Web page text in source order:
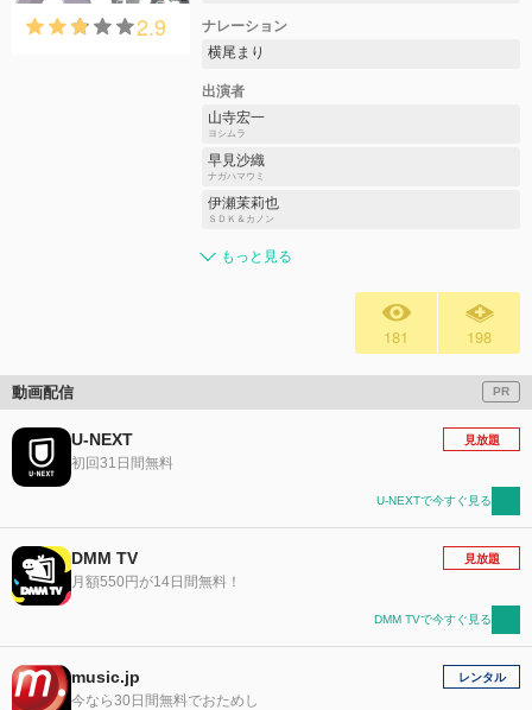
2.9
ナレーション
横尾まり
出演者
山寺宏一
ヨシムラ
早見沙織
ナガハマウミ
伊瀬茉莉也
ＳＤＫ＆カノン
もっと見る
181 198
動画配信 PR
U-NEXT
初回31日間無料
見放題
U-NEXTで今すぐ見る
DMM TV
月額550円が14日間無料！
見放題
DMM TVで今すぐ見る
music.jp
今なら30日間無料でおためし
レンタル